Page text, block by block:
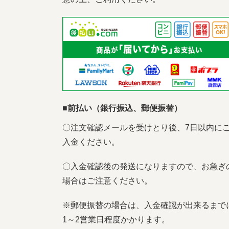
■前払い（銀行振込、郵便振替）
〇注文確認メールを受けとり後、7日以内に
入金ください。
〇入金確認後の発送になりますので、お急ぎ
場合はご注意ください。
※郵便振替の場合は、入金確認が出来るまで
1～2営業日程度かかります。